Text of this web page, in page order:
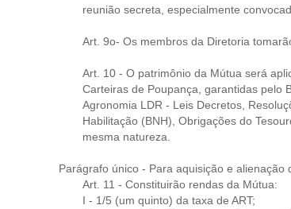
reunião secreta, especialmente
Art. 9o- Os membros da Diretoria
Art. 10 - O patrimônio da Mútua será
Carteiras de Poupança, garantidas pelo
Agronomia LDR - Leis Decretos,
Habilitação (BNH), Obrigações do
mesma natureza.
Parágrafo único - Para aquisição e
Art. 11 - Constituirão rendas da Mútua:
I - 1/5 (um quinto) da taxa de ART;